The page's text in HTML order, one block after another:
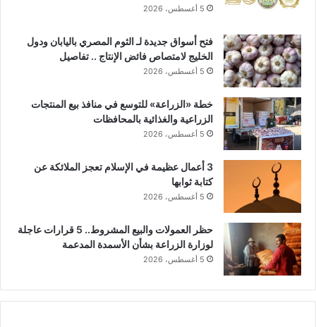
5 أغسطس، 2026
فتح أسواق جديدة لـ الثوم المصري باليابان ودول
الخليج لامتصاص فائض الإنتاج .. تفاصيل
5 أغسطس، 2026
خطة «الزراعة» للتوسع في منافذ بيع المنتجات
الزراعية والغذائية بالمحافظات
5 أغسطس، 2026
3 أعمال عظيمة في الإسلام تعجز الملائكة عن
كتابة ثوابها
5 أغسطس، 2026
حظر العمولات والبيع المشروط.. 5 قرارات عاجلة
لوزارة الزراعة بشأن الأسمدة المدعمة
5 أغسطس، 2026